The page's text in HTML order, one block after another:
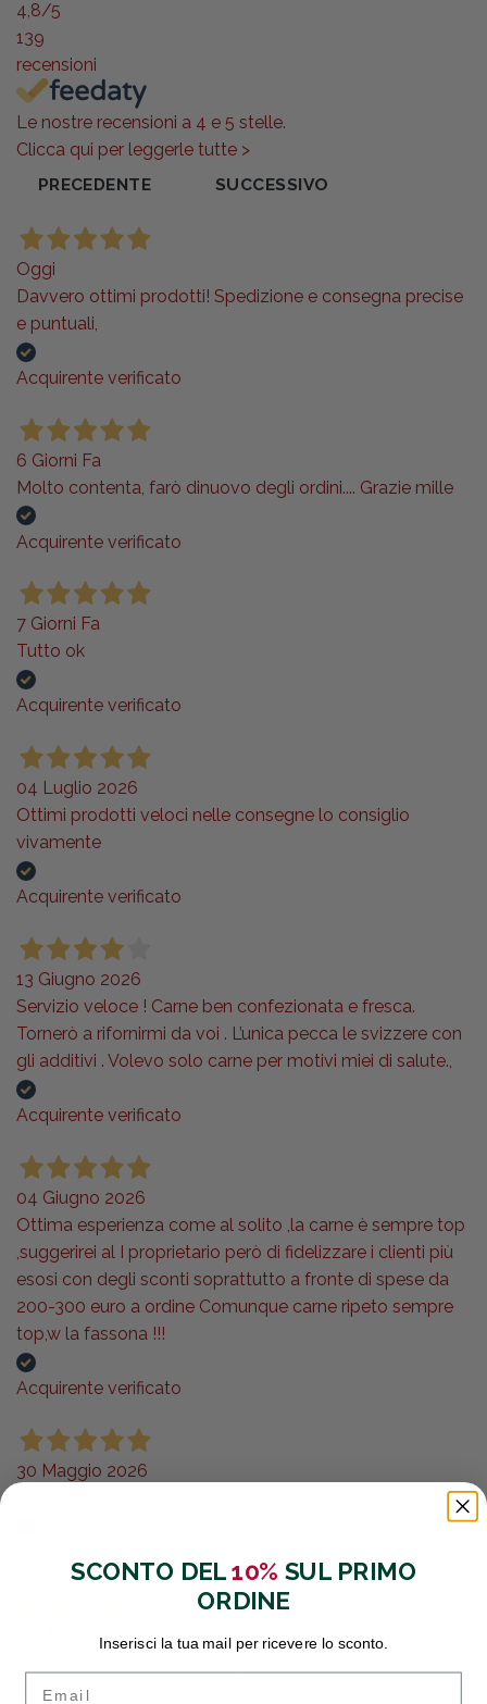
4,8/5
139
recensioni
Le nostre recensioni a 4 e 5 stelle.
Clicca qui per leggerle tutte >
PRECEDENTE
SUCCESSIVO
Oggi
Davvero ottimi prodotti! Spedizione e consegna precise
e puntuali,
Acquirente verificato
6 Giorni Fa
Molto contenta, farò dinuovo degli ordini.... Grazie mille
Acquirente verificato
7 Giorni Fa
Tutto ok
Acquirente verificato
04 Luglio 2026
Ottimi prodotti veloci nelle consegne lo consiglio
vivamente
Acquirente verificato
13 Giugno 2026
Servizio veloce ! Carne ben confezionata e fresca.
Tornerò a rifornirmi da voi . L’unica pecca le svizzere con
gli additivi . Volevo solo carne per motivi miei di salute.,
Acquirente verificato
04 Giugno 2026
Ottima esperienza come al solito ,la carne è sempre top
,suggerirei al I proprietario però di fidelizzare i clienti più
esosi con degli sconti soprattutto a fronte di spese da
200-300 euro a ordine Comunque carne ripeto sempre
top,w la fassona !!!
Acquirente verificato
30 Maggio 2026
15 Maggio 2026
L'imballaggio è accurato e il trasporto avviene tramite
SCONTO DEL10% SUL PRIMO
ORDINE
Inserisci la tua mail per ricevere lo sconto.
Email